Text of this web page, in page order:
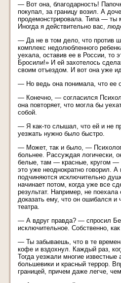
— Вот она, благодарность!
покупал, за границу возил. А
продемонстрировала. Типа — ты
Иногда я действительно вас,
— Да не в том дело, что против
комплекс недолюбленного
уехала, оставив ее в России, то
Бросили!» И ей захотелось
своим отъездом. И вот она уже
— Но ведь она понимала, что ее
— Конечно, — согласился
она повторяет, что могла бы
собой.
— Я как-то слышал, что ей и не
уезжать нужно было быстро.
— Может, так и было, — Психолог
больнее. Рассуждая логически,
белые, там — красные, кругом —
это уже неоднократно говорил.
подчиняются исключительно
начинает потом, когда уже все
результат. Например, не
доказать ему, что он ошибался и
театра.
— А вдруг правда? — спросил
исключительное. Собственно,
— Ты забываешь, что в те
кофе и вздохнул. Каждый раз,
Тогда уезжали многие
большевики и красный террор.
границей, причем даже легче,